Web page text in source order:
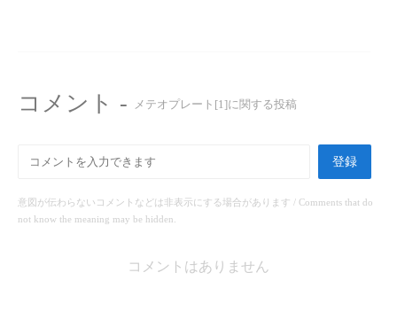
コメント - メテオプレート[1]に関する投稿
登録
意図が伝わらないコメントなどは非表示にする場合があります / Comments that do
not know the meaning may be hidden.
コメントはありません